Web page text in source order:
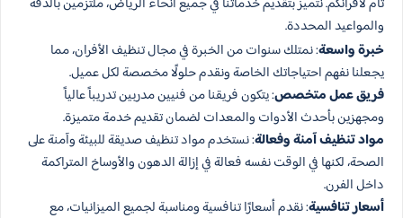
والمواعيد المحددة.
خبرة واسعة: نمتلك سنوات من الخبرة في مجال تنظيف الأفران، مما
يجعلنا نفهم احتياجاتك الخاصة ونقدم حلولًا مخصصة لكل عميل.
فريق عمل متخصص: يتكون فريقنا من فنيين مدربين تدريباً عالياً
ومجهزين بأحدث الأدوات والمعدات لضمان تقديم خدمة متميزة.
مواد تنظيف آمنة وفعالة: نستخدم مواد تنظيف صديقة للبيئة وآمنة على
الصحة، لكنها في الوقت نفسه فعالة في إزالة الدهون والأوساخ المتراكمة
داخل الفرن.
أسعار تنافسية: نقدم أسعارًا تنافسية ومناسبة لجميع الميزانيات، مع